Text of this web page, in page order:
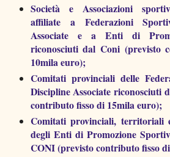
Società e Associazioni
affiliate a Federazioni
Associate e a Enti di
riconosciuti dal Coni (previsto
10mila euro);
Comitati provinciali delle
Discipline Associate riconosciuti
contributo fisso di 15mila euro);
Comitati provinciali, territoriali
degli Enti di Promozione
CONI (previsto contributo fisso